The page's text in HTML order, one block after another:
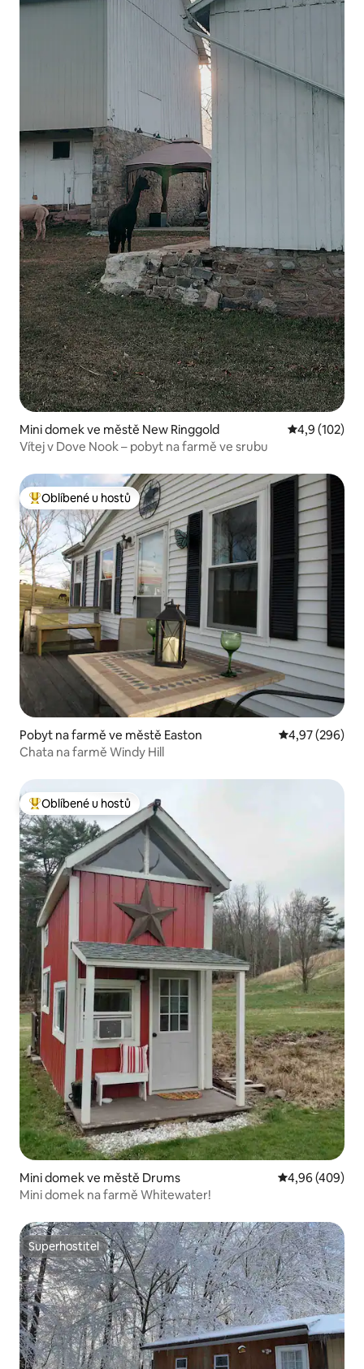
Mini domek ve městě New Ringgold Průměrné
4,9 (102)
Vítej v Dove Nook – pobyt na farmě ve srubu
Nejlepší v kategorii Oblíbené u hostů
Oblíbené u hostů
Pobyt na farmě ve městě Easton Průměrné
4,97 (296)
Chata na farmě Windy Hill
Nejlepší v kategorii Oblíbené u hostů
Oblíbené u hostů
Mini domek ve městě Drums Průměrné
4,96 (409)
Mini domek na farmě Whitewater!
Superhostitel
Superhostitel